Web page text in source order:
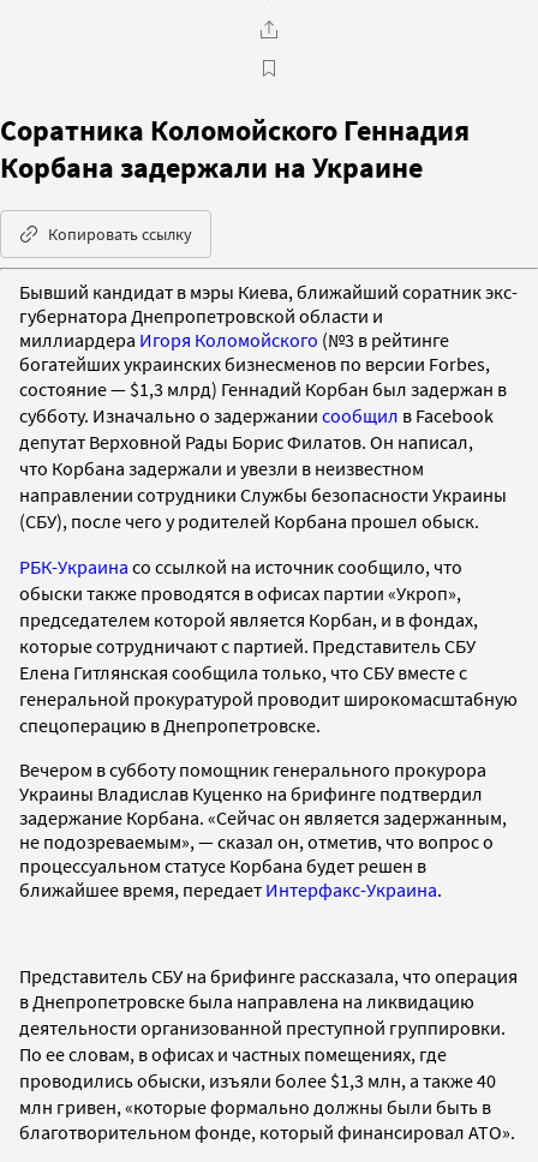
Соратника Коломойского Геннадия
Корбана задержали на Украине
Копировать ссылку
Бывший кандидат в мэры Киева, ближайший соратник экс-
губернатора Днепропетровской области и
миллиардера Игоря Коломойского (№3 в рейтинге
богатейших украинских бизнесменов по версии Forbes,
состояние — $1,3 млрд) Геннадий Корбан был задержан в
субботу. Изначально о задержании сообщил в Facebook
депутат Верховной Рады Борис Филатов. Он написал,
что Корбана задержали и увезли в неизвестном
направлении сотрудники Службы безопасности Украины
(СБУ), после чего у родителей Корбана прошел обыск.
РБК-Украина со ссылкой на источник сообщило, что
обыски также проводятся в офисах партии «Укроп»,
председателем которой является Корбан, и вфондах,
которые сотрудничают с партией. ПредставительСБУ
Елена Гитлянская сообщила только, что СБУ вместе с
генеральной прокуратурой проводит широкомасштабную
спецоперацию в Днепропетровске.
Вечером в субботу помощник генерального прокурора
Украины Владислав Куценко на брифинге подтвердил
задержание Корбана. «Сейчас он является задержанным,
не подозреваемым», — сказал он, отметив, что вопрос о
процессуальном статусе Корбана будет решен в
ближайшее время, передает Интерфакс-Украина.
Представитель СБУ на брифинге рассказала, что операция
в Днепропетровске была направлена на ликвидацию
деятельности организованной преступной группировки.
По ее словам, в офисах и частных помещениях, где
проводились обыски, изъяли более $1,3 млн, а также 40
млн гривен, «которые формально должны были быть в
благотворительном фонде, который финансировал АТО».